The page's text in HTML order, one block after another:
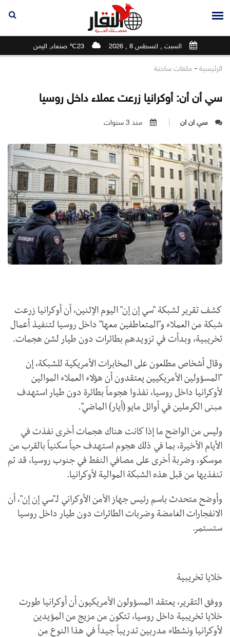
السبت , اغسطس 8 , 2026 23℃ صنعاء, اليمن
الرئيسية - ملفات ساخنة
سي أن أن: أوكرانيا زرعت عملاء داخل روسيا
سي ان ان منذ 3 سنوات
كشف تقرير لشبكة "سي إن إن" اليوم الإثنين، أن أوكرانيا زرعت
شبكة من العملاء و"المتعاطفين معها" داخل روسيا لتنفيذ أعمال
تخريبية، وبدأت في تزويدهم بطائرات دون طيار لشن هجمات.
وقال أشخاص مطلعون على المخابرات الأمريكية للشبكة، إن
"المسؤولين الأمريكيين يعتقدون أن هؤلاء العملاء الموالين
لأوكرانيا داخل روسيا، نفذوا هجوماً بطائرة دون طيار استهدف
مبنى الكرملين في أوائل مايو (أيار) الماضي".
وليس من الواضح ما إذا كانت هناك هجمات أخرى نفذت في
الأيام الأخيرة، بما في ذلك هجوم استهدف حياً سكنياً بالقرب من
موسكو، وضربة أخرى على مصافي النفط في جنوب روسيا، قد تم
تنفذيها من قبل هذه الشبكة الموالية لأوكرانيا.
وأوضح متحدث باسم رئيس جهاز الأمن الأوكراني لـ"سي إن إن"، أن
الانفجارات الغامضة وضربات الطائرات دون طيار داخل روسيا
ستستمر.
خلايا تخريبية
ووفق التقرير، يعتقد المسؤولون الأمريكيون أن أوكرانيا طورت
خلايا تخريبية داخل روسيا، تتكون من مزيج من المؤيدين
لأوكرانيا ونشطاء مدربين تدريباً جيداً في هذا النوع من